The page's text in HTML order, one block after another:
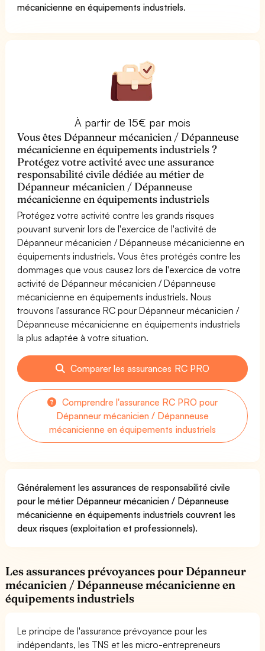
mécanicienne en équipements industriels.
À partir de 15€ par mois
Vous êtes Dépanneur mécanicien / Dépanneuse
mécanicienne en équipements industriels ?
Protégez votre activité avec une assurance
responsabilité civile dédiée au métier de
Dépanneur mécanicien / Dépanneuse
mécanicienne en équipements industriels
Protégez votre activité contre les grands risques
pouvant survenir lors de l'exercice de l'activité de
Dépanneur mécanicien / Dépanneuse mécanicienne en
équipements industriels. Vous êtes protégés contre les
dommages que vous causez lors de l'exercice de votre
activité de Dépanneur mécanicien / Dépanneuse
mécanicienne en équipements industriels. Nous
trouvons l'assurance RC pour Dépanneur mécanicien /
Dépanneuse mécanicienne en équipements industriels
la plus adaptée à votre situation.
Comparer les assurances RC PRO
Comprendre l'assurance RC PRO pour
Dépanneur mécanicien / Dépanneuse
mécanicienne en équipements industriels
Généralement les assurances de responsabilité civile
pour le métier Dépanneur mécanicien / Dépanneuse
mécanicienne en équipements industriels couvrent les
deux risques (exploitation et professionnels).
Les assurances prévoyances pour Dépanneur
mécanicien / Dépanneuse mécanicienne en
équipements industriels
Le principe de l'assurance prévoyance pour les
indépendants, les TNS et les micro-entrepreneurs